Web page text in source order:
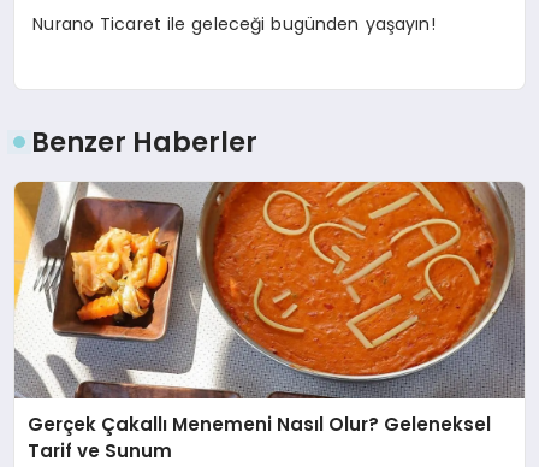
Nurano Ticaret ile geleceği bugünden yaşayın!
Benzer Haberler
Gerçek Çakallı Menemeni Nasıl Olur? Geleneksel
Tarif ve Sunum